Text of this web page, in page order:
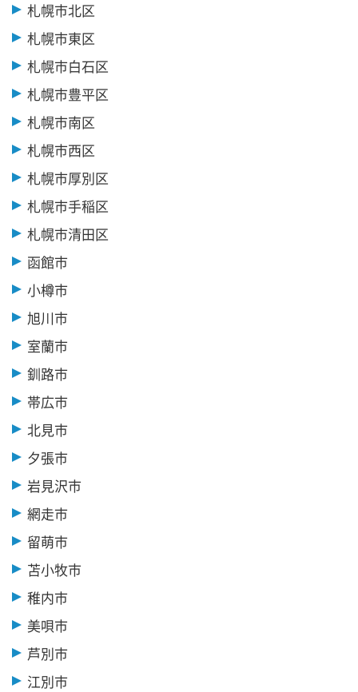
札幌市北区
札幌市東区
札幌市白石区
札幌市豊平区
札幌市南区
札幌市西区
札幌市厚別区
札幌市手稲区
札幌市清田区
函館市
小樽市
旭川市
室蘭市
釧路市
帯広市
北見市
夕張市
岩見沢市
網走市
留萌市
苫小牧市
稚内市
美唄市
芦別市
江別市